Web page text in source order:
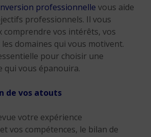
professionnelle vous aide
professionnels. Il vous
comprendre vos intérêts, vos
domaines qui vous motivent.
pour choisir une
qui vous épanouira.
de vos atouts
votre expérience
vos compétences, le bilan de